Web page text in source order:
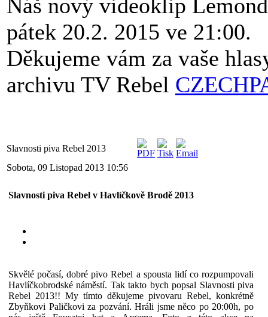
Náš nový videoklip
pátek 20.2. 2015 ve 21:00.
Děkujeme vám za vaše
archivu TV Rebel
Slavnosti piva Rebel 2013
Sobota, 09 Listopad 2013 10:56
Slavnosti piva Rebel v Havlíčkově Brodě 2013
Skvělé počasí, dobré pivo Rebel a spousta lidí co rozpumpovali
Havlíčkobrodské náměstí. Tak takto bych popsal Slavnosti piva
Rebel 2013!! My tímto děkujeme pivovaru Rebel, konkrétně
Zbyňkovi Paličkovi za pozvání. Hráli jsme něco po 20:00h, po